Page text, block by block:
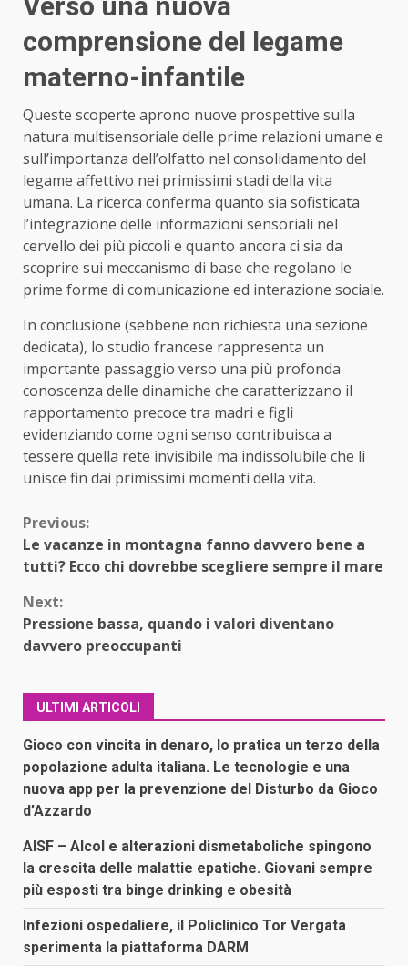
comprensione del legame
materno-infantile
Queste scoperte aprono nuove prospettive sulla
natura multisensoriale delle prime relazioni umane e
sull’importanza dell’olfatto nel consolidamento del
legame affettivo nei primissimi stadi della vita
umana. La ricerca conferma quanto sia sofisticata
l’integrazione delle informazioni sensoriali nel
cervello dei più piccoli e quanto ancora ci sia da
scoprire sui meccanismo di base che regolano le
prime forme di comunicazione ed interazione sociale.
In conclusione (sebbene non richiesta una sezione
dedicata), lo studio francese rappresenta un
importante passaggio verso una più profonda
conoscenza delle dinamiche che caratterizzano il
rapportamento precoce tra madri e figli
evidenziando come ogni senso contribuisca a
tessere quella rete invisibile ma indissolubile che li
unisce fin dai primissimi momenti della vita.
Continue
Reading
Previous:
Le vacanze in montagna fanno davvero bene a
tutti? Ecco chi dovrebbe scegliere sempre il mare
Next:
Pressione bassa, quando i valori diventano
davvero preoccupanti
ULTIMI ARTICOLI
Gioco con vincita in denaro, lo pratica un terzo della
popolazione adulta italiana. Le tecnologie e una
nuova app per la prevenzione del Disturbo da Gioco
d’Azzardo
AISF – Alcol e alterazioni dismetaboliche spingono
la crescita delle malattie epatiche. Giovani sempre
più esposti tra binge drinking e obesità
Infezioni ospedaliere, il Policlinico Tor Vergata
sperimenta la piattaforma DARM